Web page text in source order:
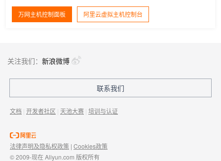
万网主机控制面板 阿里云虚拟主机控制台